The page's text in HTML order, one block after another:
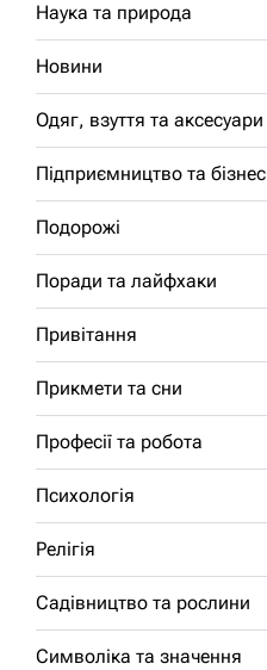
Наука та природа
Новини
Одяг, взуття та аксесуари
Підприємництво та бізнес
Подорожі
Поради та лайфхаки
Привітання
Прикмети та сни
Професії та робота
Психологія
Релігія
Садівництво та рослини
Символіка та значення